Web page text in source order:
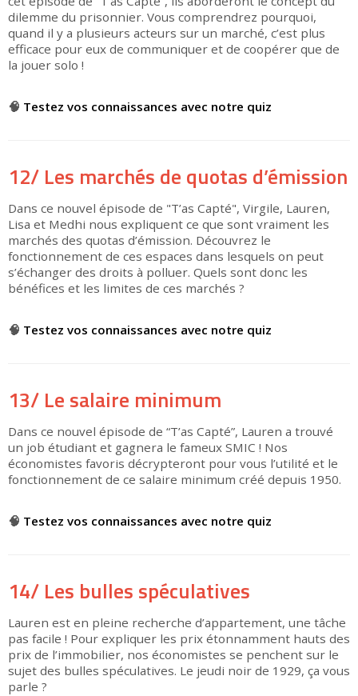
dilemme du prisonnier. Vous comprendrez pourquoi,
quand il y a plusieurs acteurs sur un marché, c’est plus
efficace pour eux de communiquer et de coopérer que de
la jouer solo !
🧠 Testez vos connaissances avec notre quiz
12/ Les marchés de quotas d’émission
Dans ce nouvel épisode de "T’as Capté", Virgile, Lauren,
Lisa et Medhi nous expliquent ce que sont vraiment les
marchés des quotas d’émission. Découvrez le
fonctionnement de ces espaces dans lesquels on peut
s’échanger des droits à polluer. Quels sont donc les
bénéfices et les limites de ces marchés ?
▶
🧠 Testez vos connaissances avec notre quiz
13/ Le salaire minimum
Dans ce nouvel épisode de “T’as Capté”, Lauren a trouvé
un job étudiant et gagnera le fameux SMIC ! Nos
économistes favoris décrypteront pour vous l’utilité et le
fonctionnement de ce salaire minimum créé depuis 1950.
▶
🧠 Testez vos connaissances avec notre quiz
14/ Les bulles spéculatives
Lauren est en pleine recherche d’appartement, une tâche
pas facile ! Pour expliquer les prix étonnamment hauts des
prix de l’immobilier, nos économistes se penchent sur le
sujet des bulles spéculatives. Le jeudi noir de 1929, ça vous
parle ?